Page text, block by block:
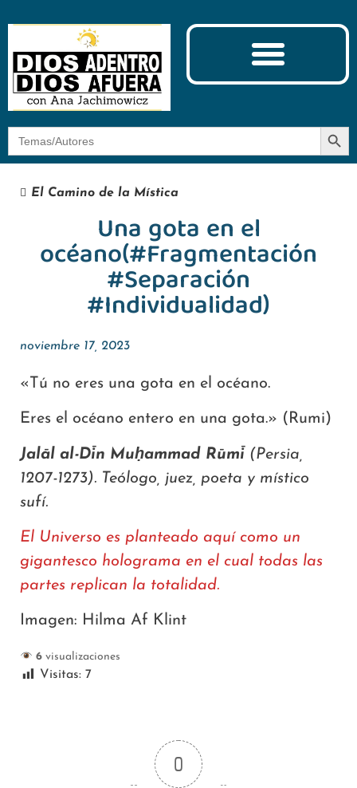
Botón
El Camino de la Mística
Una gota en el
océano(#Fragmentación
#Separación
#Individualidad)
noviembre 17, 2023
«Tú no eres una gota en el océano.
Eres el océano entero en una gota.» (Rumi)
Jalāl al-Dīn Muḥammad Rūmī (Persia,
1207-1273). Teólogo, juez, poeta y místico
sufí.
El Universo es planteado aquí como un
gigantesco holograma en el cual todas las
partes replican la totalidad.
Imagen: Hilma Af Klint
6visualizaciones
Visitas: 7
0